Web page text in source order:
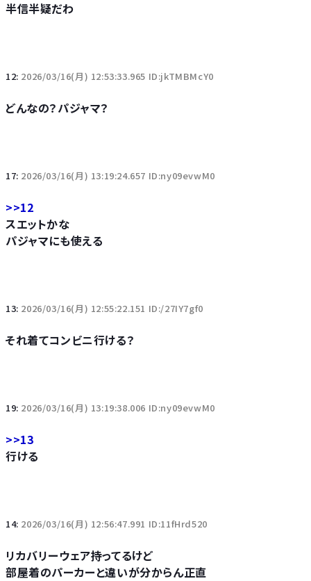
半信半疑だわ
12: 2026/03/16(月) 12:53:33.965 ID:jkTMBMcY0
どんなの？パジャマ？
17: 2026/03/16(月) 13:19:24.657 ID:ny09evwM0
>>12
スエットかな
パジャマにも使える
13: 2026/03/16(月) 12:55:22.151 ID:/27IY7gf0
それ着てコンビニ行ける？
19: 2026/03/16(月) 13:19:38.006 ID:ny09evwM0
>>13
行ける
14: 2026/03/16(月) 12:56:47.991 ID:11fHrd520
リカバリーウェア持ってるけど
部屋着のパーカーと違いが分からん正直